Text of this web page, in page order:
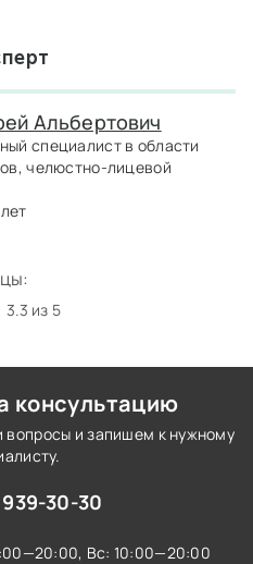
Альбертович
специалист в области
челюстно-лицевой
3.3 из 5
консультацию
и запишем к нужному
30-30
Вс: 10:00—20:00